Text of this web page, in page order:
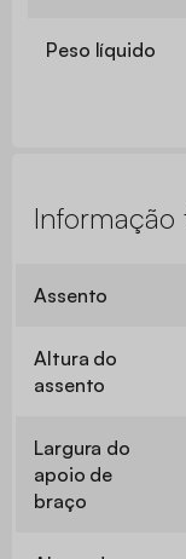
Peso líquido
Informação
Assento
Altura do
assento
Largura do
apoio de
braço